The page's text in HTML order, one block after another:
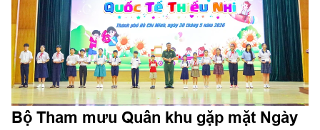
Bộ Tham mưu Quân khu gặp mặt Ngày